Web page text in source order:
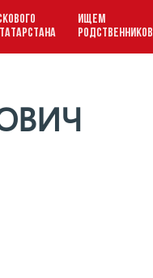
ИЩЕМ
РОДСТВЕННИКОВ